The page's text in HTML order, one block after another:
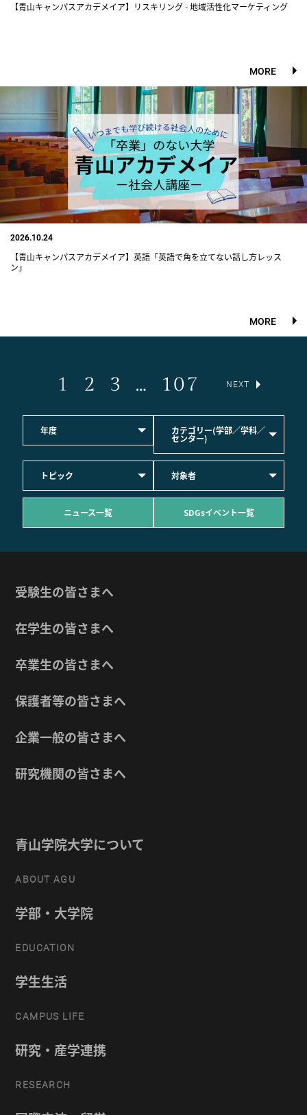
【青山キャンパスアカデメイア】リスキリング - 地域活性化マーケティング
MORE
2026.10.24
【青山キャンパスアカデメイア】英語「英語で角を立てない話し方レッス
ン」
MORE
1 2 3 … 107 NEXT
年度 カテゴリー(学部／学科／
センター)
トピック 対象者
ニュース一覧 SDGsイベント一覧
受験生の皆さまへ
在学生の皆さまへ
卒業生の皆さまへ
保護者等の皆さまへ
企業一般の皆さまへ
研究機関の皆さまへ
青山学院大学について
ABOUT AGU
学部・大学院
EDUCATION
学生生活
CAMPUS LIFE
研究・産学連携
RESEARCH